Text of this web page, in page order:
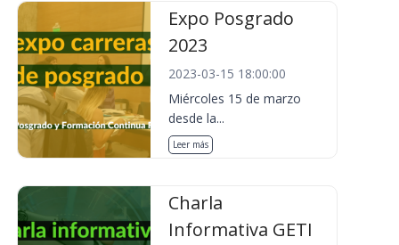
Expo Posgrado
2023
2023-03-15 18:00:00
Miércoles 15 de marzo
desde la...
Leer más
Charla
Informativa GETI